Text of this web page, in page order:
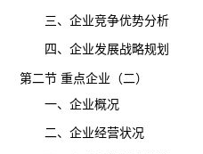
三、企业竞争优势分析
四、企业发展战略规划
第二节 重点企业（二）
一、企业概况
二、企业经营状况